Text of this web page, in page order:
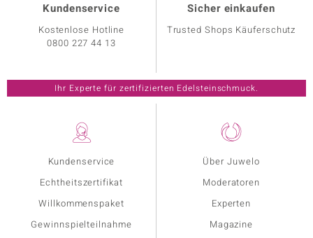
Kundenservice
Echtheitszertifikat
Willkommenspaket
Gewinnspielteilnahme
Über Juwelo
Moderatoren
Experten
Magazine
Kundenservice
Kostenlose Hotline
0800 227 44 13
Sicher einkaufen
Trusted Shops Käuferschutz
Ihr Experte für zertifizierten Edelsteinschmuck.